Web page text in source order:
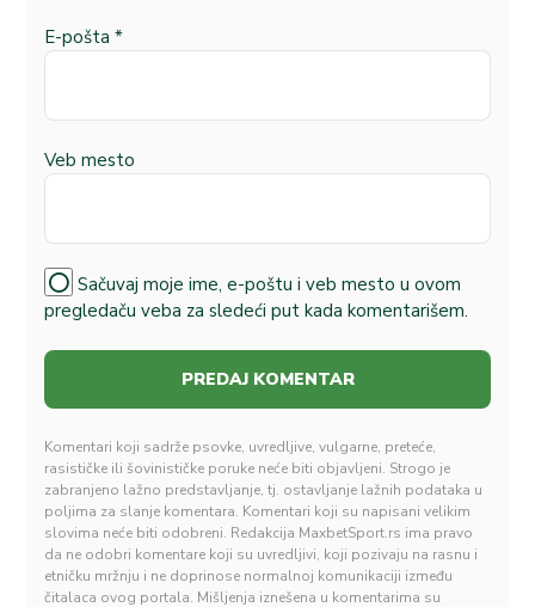
E-pošta *
Veb mesto
Sačuvaj moje ime, e-poštu i veb mesto u ovom
pregledaču veba za sledeći put kada komentarišem.
Komentari koji sadrže psovke, uvredljive, vulgarne, preteće,
rasističke ili šovinističke poruke neće biti objavljeni. Strogo je
zabranjeno lažno predstavljanje, tj. ostavljanje lažnih podataka u
poljima za slanje komentara. Komentari koji su napisani velikim
slovima neće biti odobreni. Redakcija MaxbetSport.rs ima pravo
da ne odobri komentare koji su uvredljivi, koji pozivaju na rasnu i
etničku mržnju i ne doprinose normalnoj komunikaciji između
čitalaca ovog portala. Mišljenja iznešena u komentarima su